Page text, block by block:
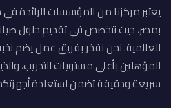
يعتبر مركزنا من المؤسسات الرائدة في
بمصر، حيث نتخصص في تقديم حلول
العالمية. نحن نفخر بفريق عمل يضم
المؤهلين بأعلى مستويات التدريب،
سريعة ودقيقة تضمن استعادة